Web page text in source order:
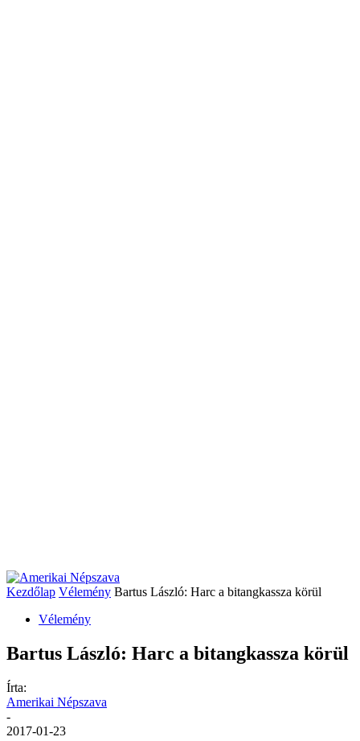
Kezdőlap Vélemény Bartus László: Harc a bitangkassza körül
Vélemény
Bartus László: Harc a bitangkassza körül
Írta:
Amerikai Népszava
-
2017-01-23